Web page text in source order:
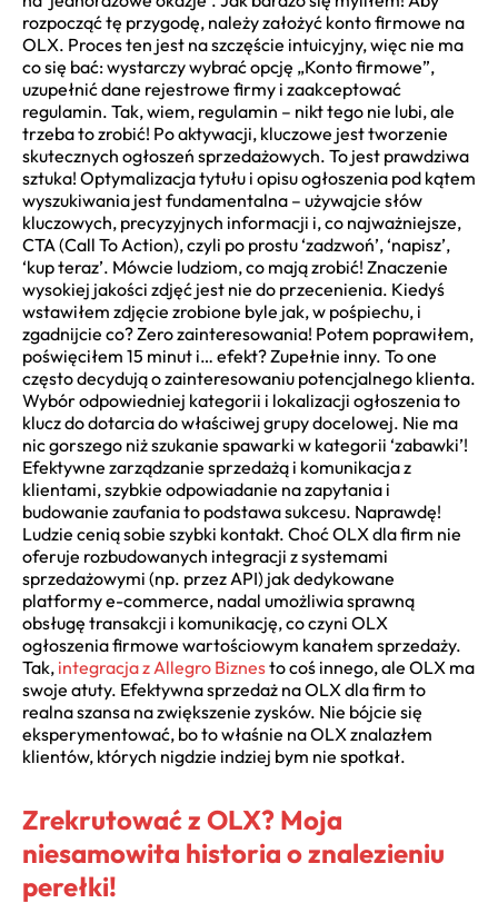
rozpocząć tę przygodę, należy założyć konto firmowe na
OLX. Proces ten jest na szczęście intuicyjny, więc nie ma
co się bać: wystarczy wybrać opcję „Konto firmowe”,
uzupełnić dane rejestrowe firmy i zaakceptować
regulamin. Tak, wiem, regulamin – nikt tego nie lubi, ale
trzeba to zrobić! Po aktywacji, kluczowe jest tworzenie
skutecznych ogłoszeń sprzedażowych. To jest prawdziwa
sztuka! Optymalizacja tytułu i opisu ogłoszenia pod kątem
wyszukiwania jest fundamentalna – używajcie słów
kluczowych, precyzyjnych informacji i, co najważniejsze,
CTA (Call To Action), czyli po prostu ‘zadzwoń’, ‘napisz’,
‘kup teraz’. Mówcie ludziom, co mają zrobić! Znaczenie
wysokiej jakości zdjęć jest nie do przecenienia. Kiedyś
wstawiłem zdjęcie zrobione byle jak, w pośpiechu, i
zgadnijcie co? Zero zainteresowania! Potem poprawiłem,
poświęciłem 15 minut i… efekt? Zupełnie inny. To one
często decydują o zainteresowaniu potencjalnego klienta.
Wybór odpowiedniej kategorii i lokalizacji ogłoszenia to
klucz do dotarcia do właściwej grupy docelowej. Nie ma
nic gorszego niż szukanie spawarki w kategorii ‘zabawki’!
Efektywne zarządzanie sprzedażą i komunikacja z
klientami, szybkie odpowiadanie na zapytania i
budowanie zaufania to podstawa sukcesu. Naprawdę!
Ludzie cenią sobie szybki kontakt. Choć OLX dla firm nie
oferuje rozbudowanych integracji z systemami
sprzedażowymi (np. przez API) jak dedykowane
platformy e-commerce, nadal umożliwia sprawną
obsługę transakcji i komunikację, co czyni OLX
ogłoszenia firmowe wartościowym kanałem sprzedaży.
Tak, integracja z Allegro Biznesto coś innego, ale OLX ma
swoje atuty. Efektywna sprzedaż na OLX dla firm to
realna szansa na zwiększenie zysków. Nie bójcie się
eksperymentować, bo to właśnie na OLX znalazłem
klientów, których nigdzie indziej bym nie spotkał.
Zrekrutować z OLX? Moja
niesamowita historia o znalezieniu
perełki!